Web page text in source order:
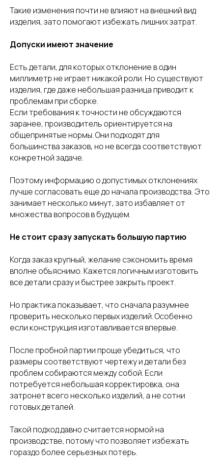
Такие изменения почти не влияют на внешний вид
изделия, зато помогают избежать лишних затрат.
Допуски имеют значение
Есть детали, для которых отклонение в один
миллиметр не играет никакой роли. Но существуют
изделия, где даже небольшая разница приводит к
проблемам при сборке.
Если требования к точности не обсуждаются
заранее, производитель ориентируется на
общепринятые нормы. Они подходят для
большинства заказов, но не всегда соответствуют
конкретной задаче.
Поэтому информацию о допустимых отклонениях
лучше согласовать еще до начала производства. Это
занимает несколько минут, зато избавляет от
множества вопросов в будущем.
Не стоит сразу запускать большую партию
Когда заказ крупный, желание сэкономить время
вполне объяснимо. Кажется логичным изготовить
все детали сразу и быстрее закрыть проект.
Но практика показывает, что сначала разумнее
проверить несколько первых изделий. Особенно
если конструкция изготавливается впервые.
После пробной партии проще убедиться, что
размеры соответствуют чертежу и детали без
проблем собираются между собой. Если
потребуется небольшая корректировка, она
затронет всего несколько изделий, а не сотни
готовых деталей.
Такой подход давно считается нормой на
производстве, потому что позволяет избежать
гораздо более серьезных потерь.
Обратный звонок
ИНФОРМАЦИЯ
По вопросам гибки листов
По вопросам вальцовки обечаек
Адрес
- Александр
- Валерия
196084, г. СПБ, ул. Киевская, 32
литера Б.
КОНТАКТЫ
Оборудование
О нас
Видео
Вакансии
+7(963)313-93-21
+7(964)321-23-21
+7(967)973-21-23